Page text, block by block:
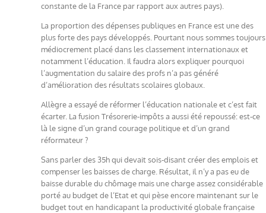
constante de la France par rapport aux autres pays).
La proportion des dépenses publiques en France est une des
plus forte des pays développés. Pourtant nous sommes toujours
médiocrement placé dans les classement internationaux et
notamment l’éducation. Il faudra alors expliquer pourquoi
l’augmentation du salaire des profs n’a pas généré
d’amélioration des résultats scolaires globaux.
Allègre a essayé de réformer l’éducation nationale et c’est fait
écarter. La fusion Trésorerie-impôts a aussi été repoussé: est-ce
là le signe d’un grand courage politique et d’un grand
réformateur ?
Sans parler des 35h qui devait sois-disant créer des emplois et
compenser les baisses de charge. Résultat, il n’y a pas eu de
baisse durable du chômage mais une charge assez considérable
porté au budget de l’Etat et qui pèse encore maintenant sur le
budget tout en handicapant la productivité globale française